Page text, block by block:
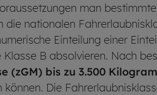
man
nationalen
Einteilung einer
B absolvieren. Nach
(zGM) bis zu 3.500
Die